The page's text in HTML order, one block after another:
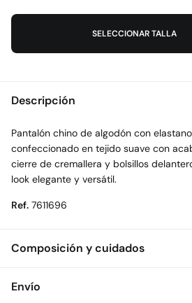
SELECCIONAR TALLA
Descripción
Pantalón chino de algodón con
confeccionado en tejido suave con
cierre de cremallera y bolsillos
look elegante y versátil.
Ref. 7611696
Composición y cuidados
Composición
Envío